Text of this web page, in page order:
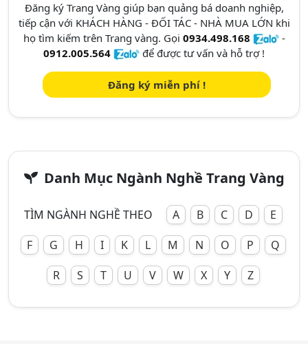
Đăng ký Trang Vàng giúp bạn quảng bá doanh nghiệp,
tiếp cận với KHÁCH HÀNG - ĐỐI TÁC - NHÀ MUA LỚN khi
họ tìm kiếm trên Trang vàng. Gọi 0934.498.168
-
0912.005.564
để được tư vấn và hỗ trợ !
Đăng ký miễn phí !
Danh Mục Ngành Nghề Trang Vàng
TÌM NGÀNH NGHỀ THEO A B C D
E
F
G H I K L M N O P
Q
R
S T U V W X Y Z